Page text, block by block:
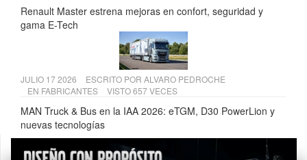
Renault Master estrena mejoras en confort, seguridad y
gama E-Tech
JULIO 17 2026 ESCRITO POR ALVARO PEDROCHE
EN FABRICANTES VISTO 657 VECES
MAN Truck & Bus en la IAA 2026: eTGM, D30 PowerLion y
nuevas tecnologías